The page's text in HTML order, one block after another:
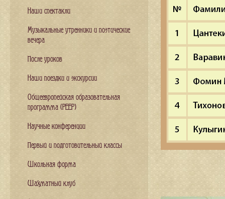
Наши спектакли
Музыкальные утренники и поэтические
вечера
После уроков
Наши поездки и экскурсии
Общеевропейская образовательная
программа (PEEP)
Научные конференции
Первый и подготовительный классы
Школьная форма
Шахматный клуб